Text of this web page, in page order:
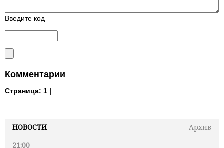
НОВОСТИ
Архив
21:00
Введите код
Комментарии
Страница: 1 |